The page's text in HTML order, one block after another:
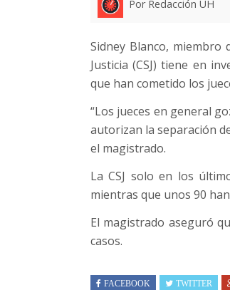
Por Redacción UH
Sidney Blanco, miembro
Justicia (CSJ) tiene en
que han cometido los
“Los jueces en general
autorizan la separación
el magistrado.
La CSJ solo en los
mientras que unos 90
El magistrado aseguró
casos.
FACEBOOK TWITTER